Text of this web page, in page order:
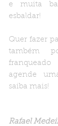
e muita
esbaldar!
Quer fazer
também
agende
saiba mais!
Rafael